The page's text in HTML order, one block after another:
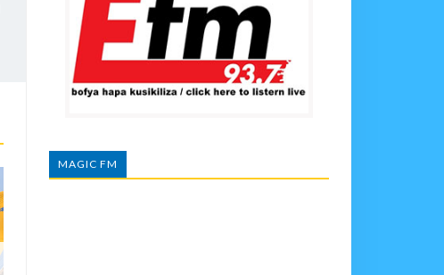
MAGIC FM